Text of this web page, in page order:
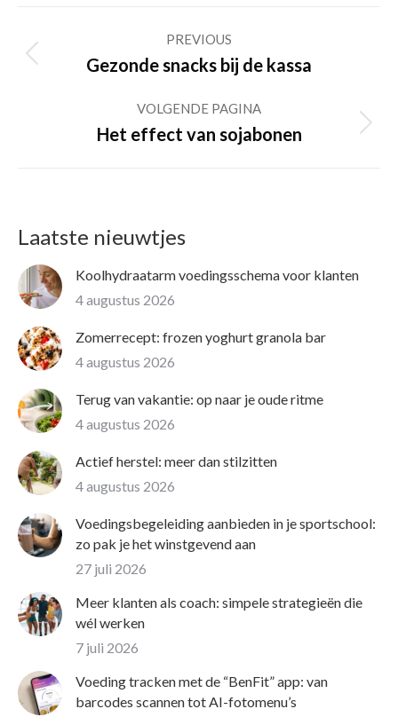
navigation
PREVIOUS
Previous
Gezonde snacks bij de kassa
VOLGENDE PAGINA
Volgende
Het effect van sojabonen
Laatste nieuwtjes
Koolhydraatarm voedingsschema voor klanten
4 augustus 2026
Zomerrecept: frozen yoghurt granola bar
4 augustus 2026
Terug van vakantie: op naar je oude ritme
4 augustus 2026
Actief herstel: meer dan stilzitten
4 augustus 2026
Voedingsbegeleiding aanbieden in je sportschool:
zo pak je het winstgevend aan
27 juli 2026
Meer klanten als coach: simpele strategieën die
wél werken
7 juli 2026
Voeding tracken met de “BenFit” app: van
barcodes scannen tot AI-fotomenu’s